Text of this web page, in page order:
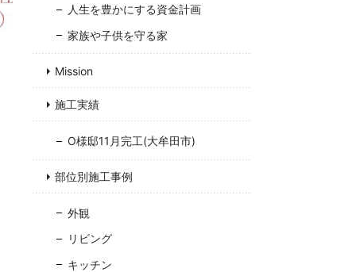
人生を豊かにする資金計画
家族や子供を守る家
Mission
施工実績
O様邸11月完工(大牟田市)
部位別施工事例
外観
リビング
キッチン